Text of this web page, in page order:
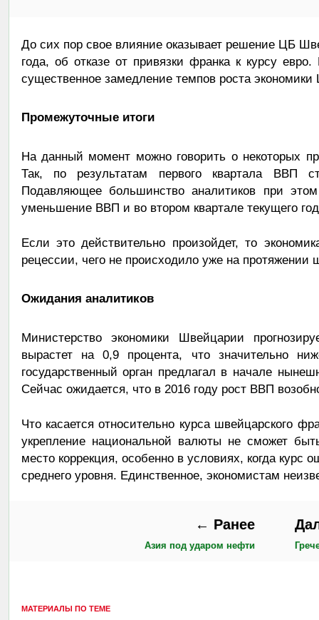
До сих пор свое влияние оказывает решение ЦБ
года, об отказе от привязки франка к курсу
существенное замедление темпов роста
Промежуточные итоги
На данный момент можно говорить о некоторых
Так, по результатам первого квартала ВВП
Подавляющее большинство аналитиков при
уменьшение ВВП и во втором квартале текущего
Если это действительно произойдет, то
рецессии, чего не происходило уже на протяжении
Ожидания аналитиков
Министерство экономики Швейцарии
вырастет на 0,9 процента, что значительно
государственный орган предлагал в начале
Сейчас ожидается, что в 2016 году рост ВВП
Что касается относительно курса швейцарского
укрепление национальной валюты не сможет
место коррекция, особенно в условиях, когда курс
среднего уровня. Единственное, экономистам
← Ранее
Азия под ударом нефти
МАТЕРИАЛЫ ПО ТЕМЕ